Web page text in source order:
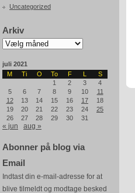
Uncategorized
Arkiv
Arkiv
juli 2021
M
Ti O To F L
S
1
2 3
4
5
6 7 8 9 10
11
12
13 14 15 16 17
18
19
20 21 22 23 24
25
26
27 28 29 30 31
« jun aug »
Abonner på blog via
Email
Indtast din e-mail-adresse for at
blive tilmeldt og modtage besked